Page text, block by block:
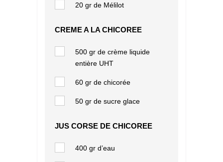
20 gr de Mélilot
CREME A LA CHICOREE
500 gr de crème liquide
entière UHT
60 gr de chicorée
50 gr de sucre glace
JUS CORSE DE CHICOREE
400 gr d’eau